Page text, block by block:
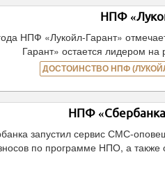
НПФ
НПФ «Лукойл-Гарант»
Гарант» остается лидером
ДОСТОИНСТВО НПФ
НПФ
запустил сервис СМС-
по программе НПО, а также